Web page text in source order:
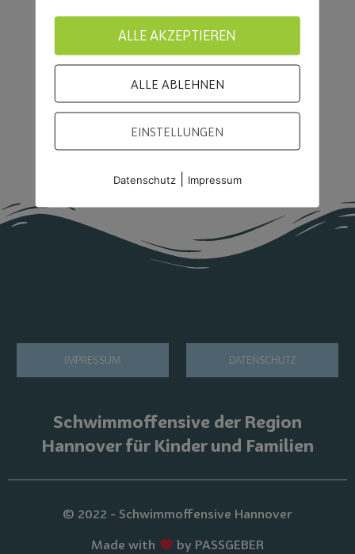
IMPRESSUM DATENSCHUTZ
Schwimmoffensive der Region
Hannover für Kinder und Familien
© 2022 - Schwimmoffensive Hannover
Made with
by PASSGEBER
ALLE AKZEPTIEREN
ALLE ABLEHNEN
EINSTELLUNGEN
Datenschutz| Impressum